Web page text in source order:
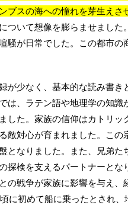
スの海への憧れを芽生えさ
ついて想像を膨らませました
が日常でした。この都市の
が少なく、基本的な読み書き
は、ラテン語や地理学の知識
した。家族の信仰はカトリッ
敵対心が育まれました。この
となりました。また、兄弟た
探検を支えるパートナーとな
の戦争が家族に影響を与え、
に初めて船に乗ったとされ、